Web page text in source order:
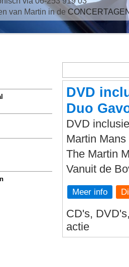
van Martin in de
DVD
Duo
DVD
Martin
The Martin
Vanuit de
Meer info
CD's,
actie